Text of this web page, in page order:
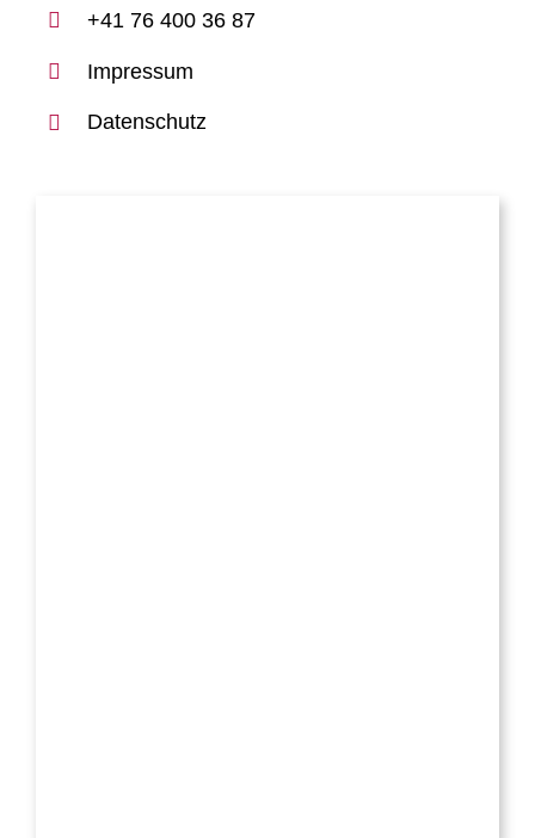
+41 76 400 36 87
Impressum
Datenschutz